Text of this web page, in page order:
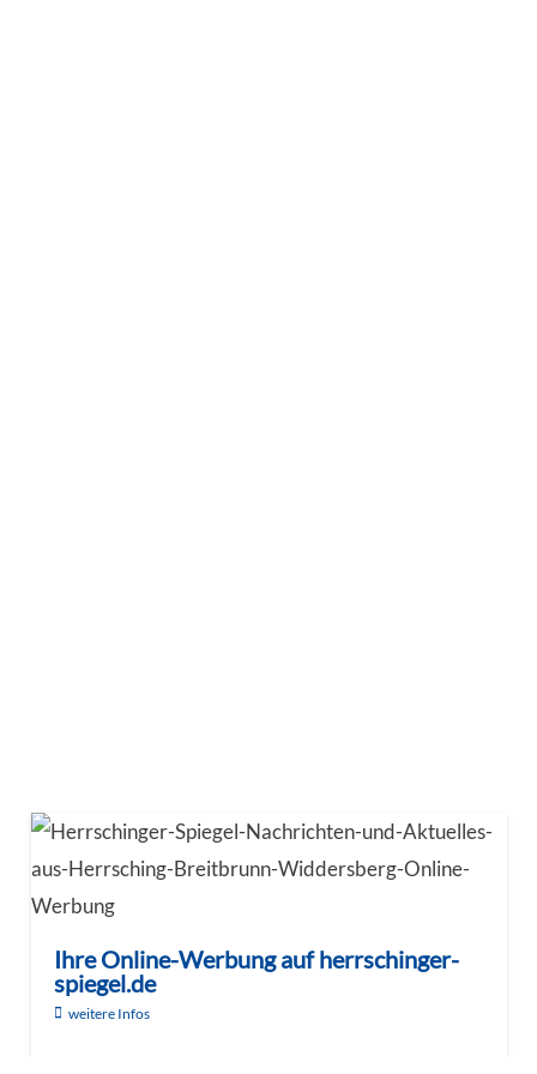
Ihre Online-Werbung auf herrschinger-
spiegel.de
weitere Infos